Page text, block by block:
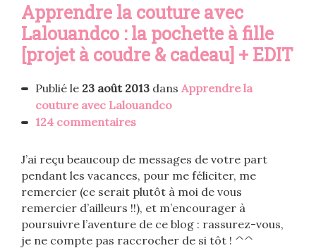
Apprendre la couture
Aménager son coin couture
Personnalisez vos tissus
Rechercher
Apprendre la couture avec
Lalouandco : la pochette à fille
[projet à coudre & cadeau] + EDIT
Publié le 23 août 2013 dans Apprendre la
couture avec Lalouandco
124 commentaires
J’ai reçu beaucoup de messages de votre part
pendant les vacances, pour me féliciter, me
remercier (ce serait plutôt à moi de vous
remercier d’ailleurs !!), et m’encourager à
poursuivre l’aventure de ce blog : rassurez-vous,
je ne compte pas raccrocher de si tôt ! ^^